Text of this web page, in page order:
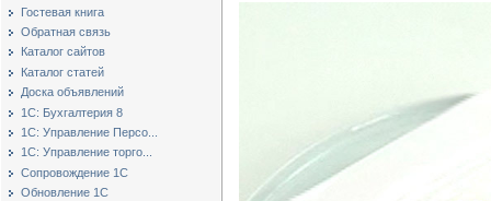
Гостевая книга
Обратная связь
Каталог сайтов
Каталог статей
Доска объявлений
1С: Бухгалтерия 8
1С: Управление Персо...
1С: Управление торго...
Сопровождение 1С
Обновление 1С